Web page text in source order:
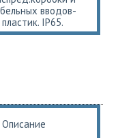
вводов-
пластик. IP65.
Описание